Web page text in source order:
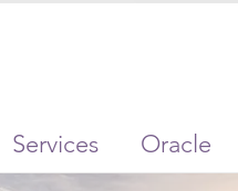
Services Oracle